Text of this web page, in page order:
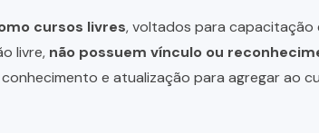
cursos livres, voltados para capacitação
livre, não possuem vínculo ou
e atualização para agregar ao